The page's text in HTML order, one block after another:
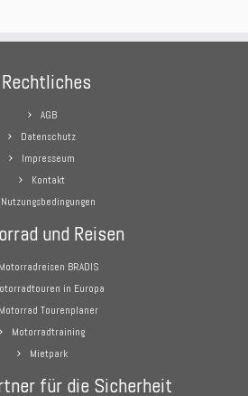
Rechtliches
AGB
Datenschutz
Impresseum
Kontakt
Nutzungsbedingungen
und Reisen
Motorradreisen BRADIS
in Europa
Motorrad Tourenplaner
Motorradtraining
Mietpark
für die Sicherheit